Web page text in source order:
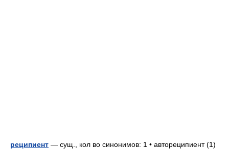
реципиент — сущ., кол во синонимов: 1 • автореципиент (1)